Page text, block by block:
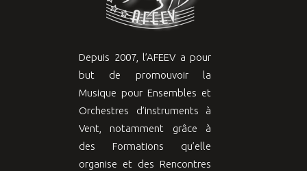
Depuis 2007, l’AFEEV a pour
but de promouvoir la
Musique pour Ensembles et
Orchestres d’instruments à
Vent, notamment grâce à
des Formations qu’elle
organise et des Rencontres